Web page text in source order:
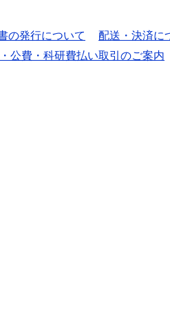
の発行について 配送・決済に
公費・科研費払い取引のご案内